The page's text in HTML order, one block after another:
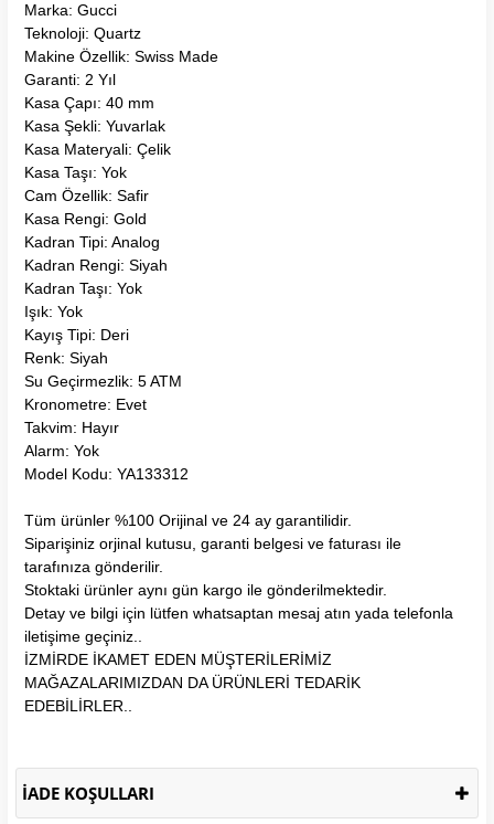
Marka: Gucci
Teknoloji: Quartz
Makine Özellik: Swiss Made
Garanti: 2 Yıl
Kasa Çapı: 40 mm
Kasa Şekli: Yuvarlak
Kasa Materyali: Çelik
Kasa Taşı: Yok
Cam Özellik: Safir
Kasa Rengi: Gold
Kadran Tipi: Analog
Kadran Rengi: Siyah
Kadran Taşı: Yok
Işık: Yok
Kayış Tipi: Deri
Renk: Siyah
Su Geçirmezlik: 5 ATM
Kronometre: Evet
Takvim: Hayır
Alarm: Yok
Model Kodu: YA133312
Tüm ürünler %100 Orijinal ve 24 ay garantilidir.
Siparişiniz orjinal kutusu, garanti belgesi ve faturası ile
tarafınıza gönderilir.
Stoktaki ürünler aynı gün kargo ile gönderilmektedir.
Detay ve bilgi için lütfen whatsaptan mesaj atın yada telefonla
iletişime geçiniz..
İZMİRDE İKAMET EDEN MÜŞTERİLERİMİZ
MAĞAZALARIMIZDAN DA ÜRÜNLERİ TEDARİK
EDEBİLİRLER..
İADE KOŞULLARI